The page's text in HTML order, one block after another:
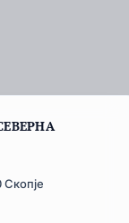
Скопје